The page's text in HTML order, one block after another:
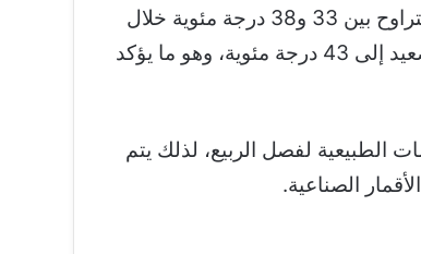
ومن المتوقع أن تسجل القاهرة الكبرى درجات حرارة تتراوح بين 33 و38 درجة مئوية خلال
الأيام المقبلة، بينما تصل درجات الحرارة في جنوب الصعيد إلى 43 درجة مئوية، وهو ما يؤكد
الطبيعية لفصل الربيع، لذلك يتم
الصناعية.